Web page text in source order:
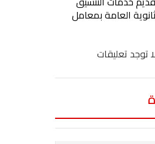
العامة بمعامل
توجد تعليقات